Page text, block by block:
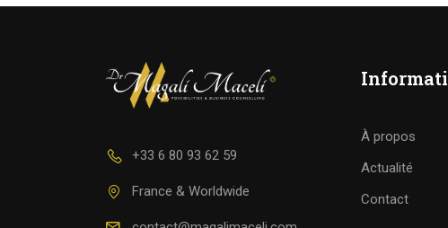
+33 6 80 93 62 59
France & Worldwide
À propos
Actualité
Contact